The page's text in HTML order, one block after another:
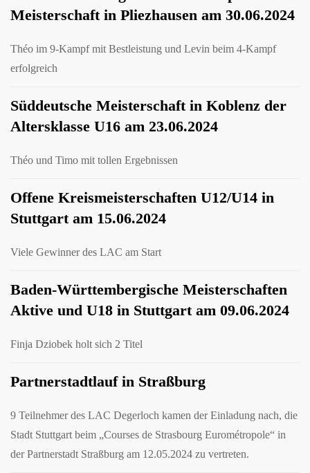
Meisterschaft in Pliezhausen am 30.06.2024
Théo im 9-Kampf mit Bestleistung und Levin beim 4-Kampf
erfolgreich
Süddeutsche Meisterschaft in Koblenz der
Altersklasse U16 am 23.06.2024
Théo und Timo mit tollen Ergebnissen
Offene Kreismeisterschaften U12/U14 in
Stuttgart am 15.06.2024
Viele Gewinner des LAC am Start
Baden-Württembergische Meisterschaften
Aktive und U18 in Stuttgart am 09.06.2024
Finja Dziobek holt sich 2 Titel
Partnerstadtlauf in Straßburg
9 Teilnehmer des LAC Degerloch kamen der Einladung nach, die
Stadt Stuttgart beim „Courses de Strasbourg Eurométropole“ in
der Partnerstadt Straßburg am 12.05.2024 zu vertreten.